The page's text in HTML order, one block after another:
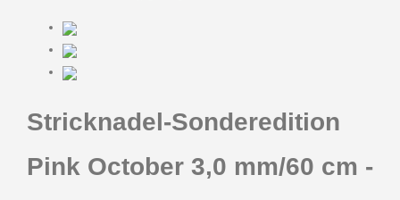
Stricknadel-Sonderedition
Pink October 3,0 mm/60 cm -